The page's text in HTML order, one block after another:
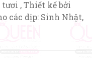
, Thiết kế bởi
các dịp: Sinh Nhật,